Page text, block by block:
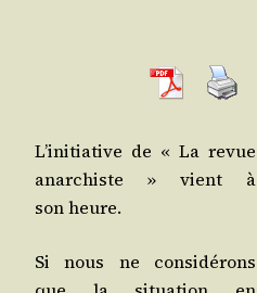
L’i­ni­tia­tive de « La revue
anar­chiste » vient à
son heure.
Si nous ne consi­dé­rons